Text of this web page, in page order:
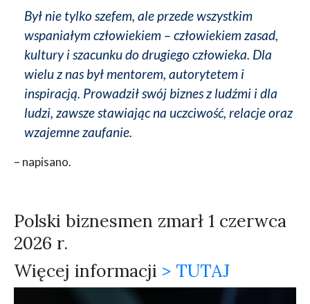
Był nie tylko szefem, ale przede wszystkim
wspaniałym człowiekiem – człowiekiem zasad,
kultury i szacunku do drugiego człowieka. Dla
wielu z nas był mentorem, autorytetem i
inspiracją. Prowadził swój biznes z ludźmi i dla
ludzi, zawsze stawiając na uczciwość, relacje oraz
wzajemne zaufanie.
– napisano.
Polski biznesmen zmarł 1 czerwca
2026 r.
Więcej informacji > TUTAJ